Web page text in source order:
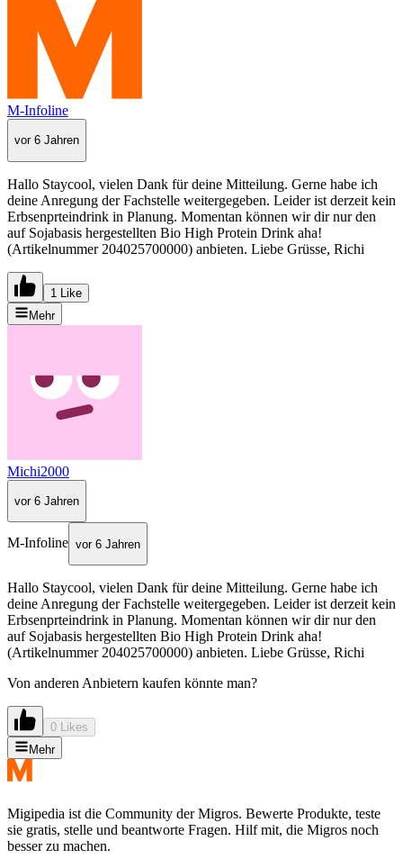
M-Infoline
vor 6 Jahren
Hallo Staycool, vielen Dank für deine Mitteilung. Gerne habe ich
deine Anregung der Fachstelle weitergegeben. Leider ist derzeit kein
Erbsenprteindrink in Planung. Momentan können wir dir nur den
auf Sojabasis hergestellten Bio High Protein Drink aha!
(Artikelnummer 204025700000) anbieten. Liebe Grüsse, Richi
1 Like
Mehr
Michi2000
vor 6 Jahren
M-Infoline vor 6 Jahren
Hallo Staycool, vielen Dank für deine Mitteilung. Gerne habe ich
deine Anregung der Fachstelle weitergegeben. Leider ist derzeit kein
Erbsenprteindrink in Planung. Momentan können wir dir nur den
auf Sojabasis hergestellten Bio High Protein Drink aha!
(Artikelnummer 204025700000) anbieten. Liebe Grüsse, Richi
Von anderen Anbietern kaufen könnte man?
0 Likes
Mehr
Migipedia ist die Community der Migros. Bewerte Produkte, teste
sie gratis, stelle und beantworte Fragen. Hilf mit, die Migros noch
besser zu machen.